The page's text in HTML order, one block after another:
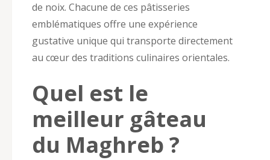
de noix. Chacune de ces pâtisseries
emblématiques offre une expérience
gustative unique qui transporte directement
au cœur des traditions culinaires orientales.
Quel est le
meilleur gâteau
du Maghreb ?